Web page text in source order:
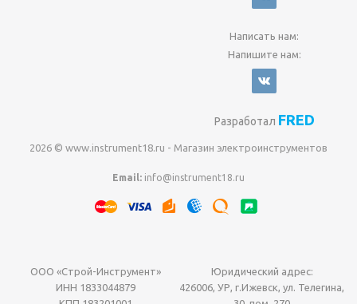
Написать нам:
Напишите нам:
Разработал FRED
2026 © www.instrument18.ru - Магазин электроинструментов
Email: info@instrument18.ru
ООО «Строй-Инструмент»
ИНН 1833044879
Юридический адрес:
426006, УР, г.Ижевск, ул. Телегина,